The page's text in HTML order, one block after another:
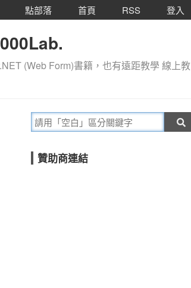
點部落 首頁 RSS 登入
(Web Form)書籍，也有遠距教學 線上教
贊助商連結